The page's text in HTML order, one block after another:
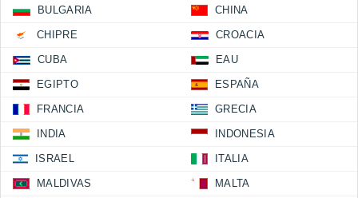
BULGARIA CHINA
CHIPRE CROACIA
CUBA EAU
EGIPTO ESPAÑA
FRANCIA GRECIA
INDIA INDONESIA
ISRAEL ITALIA
MALDIVAS MALTA